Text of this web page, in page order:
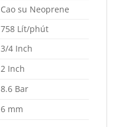
Cao su Neoprene
758 Lít/phút
3/4 Inch
2 Inch
8.6 Bar
6 mm